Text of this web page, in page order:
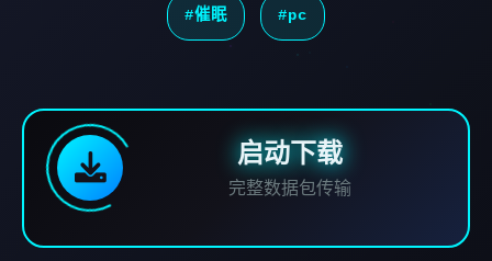
#催眠 #pc
启动下载
完整数据包传输